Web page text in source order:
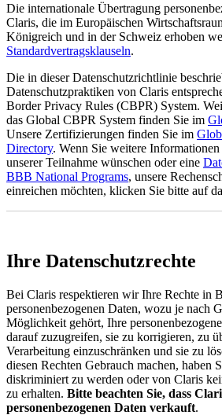
Die internationale Übertragung
Claris, die im Europäischen
Königreich und in der Schweiz erhoben
Standardvertragsklauseln.
Die in dieser Datenschutzrichtlinie
Datenschutzpraktiken von Claris
Border Privacy Rules (CBPR) System.
das Global CBPR System finden Sie im
Unsere Zertifizierungen finden Sie im
Directory. Wenn Sie weitere
unserer Teilnahme wünschen oder eine
BBB National Programs, unsere
einreichen möchten, klicken Sie bitte auf
Ihre Datenschutzrechte
Bei Claris respektieren wir Ihre Rechte in
personenbezogenen Daten, wozu je nach
Möglichkeit gehört, Ihre
darauf zuzugreifen, sie zu korrigieren, zu
Verarbeitung einzuschränken und sie zu
diesen Rechten Gebrauch machen, haben
diskriminiert zu werden oder von Claris
zu erhalten. Bitte beachten Sie, dass
personenbezogenen Daten verkauft.